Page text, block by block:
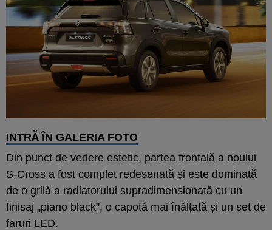
INTRĂ ÎN GALERIA FOTO
Din punct de vedere estetic, partea frontală a noului
S-Cross a fost complet redesenată și este dominată
de o grilă a radiatorului supradimensionată cu un
finisaj „piano black”, o capotă mai înălțată și un set de
faruri LED.